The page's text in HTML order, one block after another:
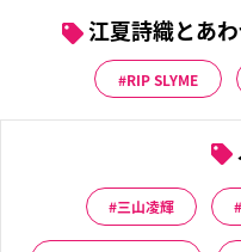
江夏詩織とあ
RIP SLYME
三山凌輝